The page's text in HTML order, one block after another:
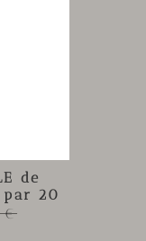
de
par 20
€